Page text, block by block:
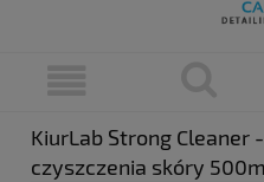
KiurLab Strong Cleaner
czyszczenia skóry